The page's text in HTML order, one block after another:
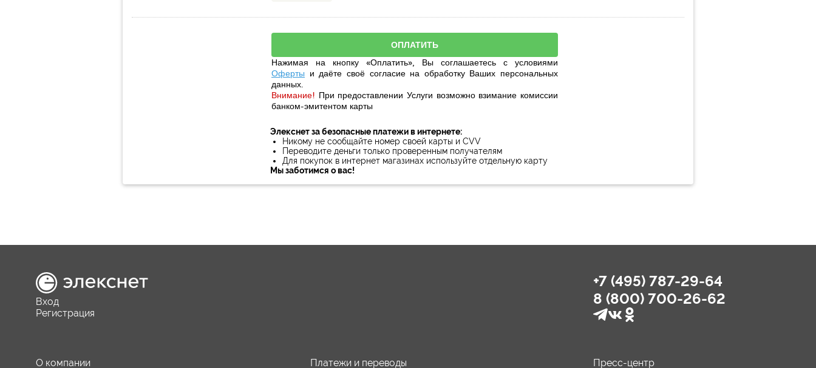
Нажимая на кнопку «Оплатить», Вы соглашаетесь с условиями
Оферты и даёте своё согласиена обработку Ваших персональных
данных.
Внимание! При предоставлении Услуги возможно взимание комиссии
банком-эмитентом карты
Элекснет за безопасные платежи в интернете:
Никому не сообщайте номер своей карты и CVV
Переводите деньги только проверенным получателям
Для покупок в интернет магазинах используйте отдельную карту
Мы заботимся о вас!
Вход
Регистрация
О компании Платежи и переводы Пресс-центр
+7 (495) 787-29-64
8 (800) 700-26-62